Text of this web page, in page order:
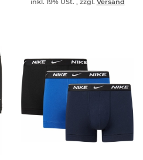
inkl. 19% USt. , zzgl. Versand